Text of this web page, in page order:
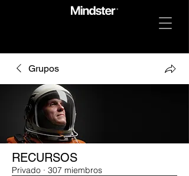
Grupos
RECURSOS
Privado · 307 miembros